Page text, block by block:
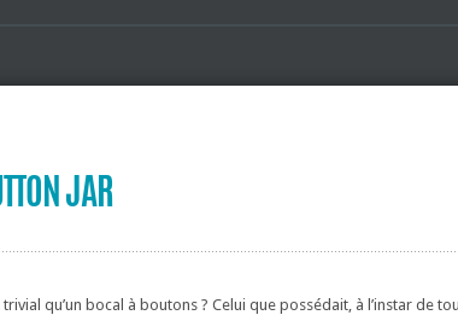
JAR
qu’un bocal à boutons ? Celui que possédait, à l’instar de